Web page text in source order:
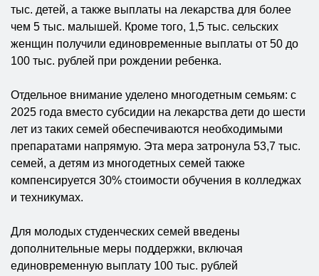
тыс. детей, а также выплаты на лекарства для более
чем 5 тыс. малышей. Кроме того, 1,5 тыс. сельских
женщин получили единовременные выплаты от 50 до
100 тыс. рублей при рождении ребенка.
Отдельное внимание уделено многодетным семьям: с
2025 года вместо субсидии на лекарства дети до шести
лет из таких семей обеспечиваются необходимыми
препаратами напрямую. Эта мера затронула 53,7 тыс.
семей, а детям из многодетных семей также
компенсируется 30% стоимости обучения в колледжах
и техникумах.
Для молодых студенческих семей введены
дополнительные меры поддержки, включая
единовременную выплату 100 тыс. рублей